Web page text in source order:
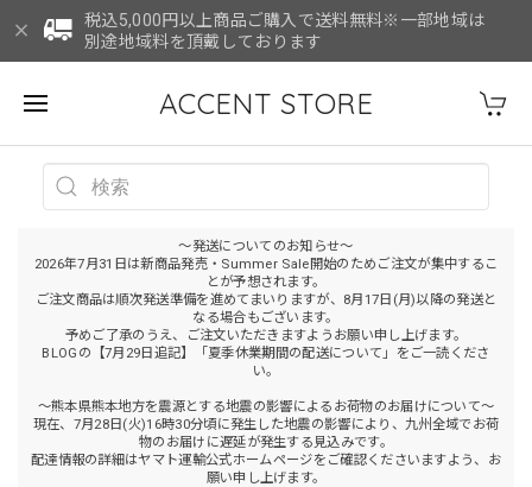
税込5,000円以上商品ご購入で送料無料※一部地域は
別途地域料を頂戴しております
ACCENT STORE
～発送についてのお知らせ～
2026年7月31日は新商品発売・Summer Sale開始のためご注文が集中するこ
とが予想されます。
ご注文商品は順次発送準備を進めてまいりますが、8月17日(月)以降の発送と
なる場合もございます。
予めご了承のうえ、ご注文いただきますようお願い申し上げます。
BLOGの【7月29日追記】「夏季休業期間の配送について」をご一読くださ
い。
～熊本県熊本地方を震源とする地震の影響によるお荷物のお届けについて～
現在、7月28日(火)16時30分頃に発生した地震の影響により、九州全域でお荷
物のお届けに遅延が発生する見込みです。
配達情報の詳細はヤマト運輸公式ホームページをご確認くださいますよう、お
願い申し上げます。